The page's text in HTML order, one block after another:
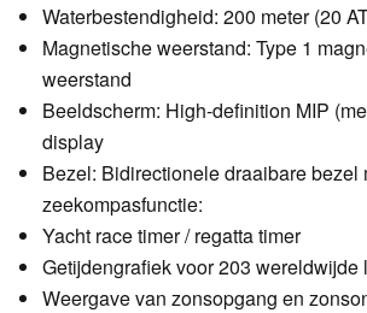
Waterbestendigheid: 200 meter (20
Magnetische weerstand: Type 1
weerstand
Beeldscherm: High-definition MIP
display
Bezel: Bidirectionele draaibare bezel
zeekompasfunctie:
Yacht race timer / regatta timer
Getijdengrafiek voor 203 wereldwijde
Weergave van zonsopgang en